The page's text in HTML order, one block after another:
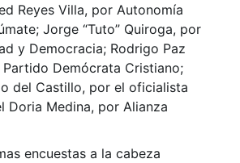
Reyes Villa, por Autonomía
Jorge “Tuto” Quiroga, por
y Democracia; Rodrigo Paz
Partido Demócrata Cristiano;
del Castillo, por el oficialista
Doria Medina, por Alianza
encuestas a la cabeza